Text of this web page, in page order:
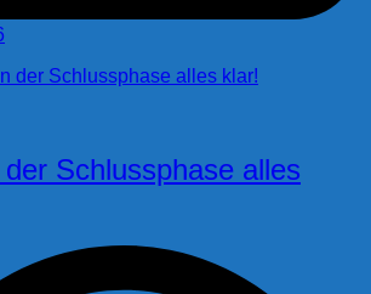
Schlussphase alles